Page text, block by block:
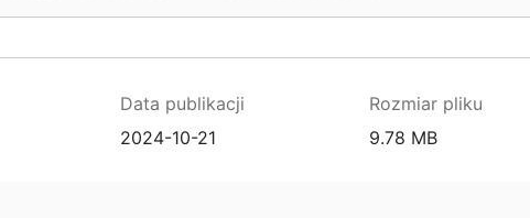
Data publikacji Rozmiar pliku
2024-10-21 9.78 MB